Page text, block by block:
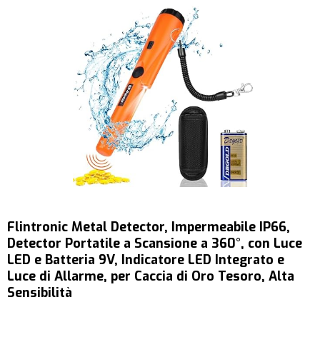
Flintronic Metal Detector, Impermeabile IP66,
Detector Portatile a Scansione a 360°, con Luce
LED e Batteria 9V, Indicatore LED Integrato e
Luce di Allarme, per Caccia di Oro Tesoro, Alta
Sensibilità